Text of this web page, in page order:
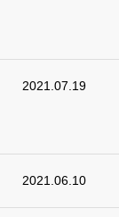
2021.07.19
2021.06.10